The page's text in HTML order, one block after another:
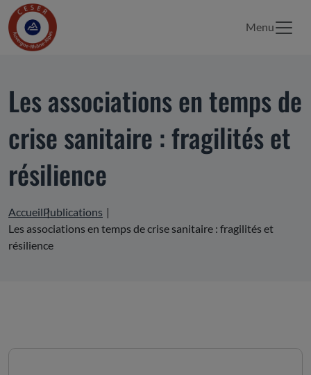
Menu
Les associations en temps de
crise sanitaire : fragilités et
résilience
AccueilPublications
Les associations en temps de crise sanitaire : fragilités et
résilience